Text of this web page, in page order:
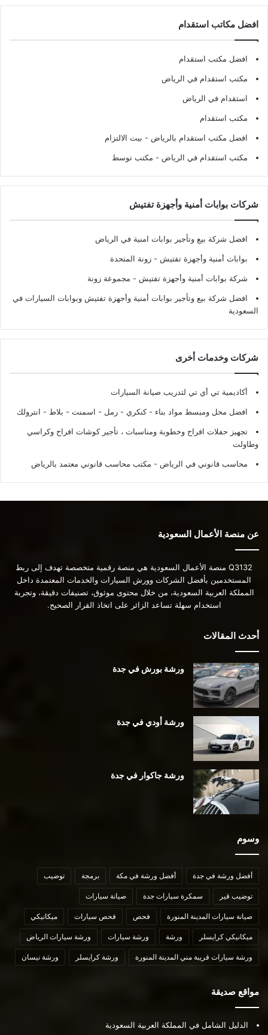
افضل مكاتب استقدام
افضل مكتب استقدام
مكتب استقدام في الرياض
استقدام في الرياض
مكتب استقدام
افضل مكتب استقدام بالرياض - بيت الالتزام
مكتب استقدام في الرياض - مكتب توسط
شركات بوابات أمنية وأجهزة تفتيش
افضل شركة بيع وتأجير بوابات امنية في الرياض
بوابات أمنية وأجهزة تفتيش - زونة المتحدة
شركة بوابات أمنية وأجهزة تفتيش - مجموعة زونة
افضل شركة بيع وتأجير بوابات أمنية وأجهزة تفتيش وبوابات السيارات في
السعودية
شركات وخدمات أخرى
أكاديمية تي أي تي لتدريب صيانة السيارات
افضل محل ومبسط مواد بناء - كنكري - رمل - اسمنت - بلاط - انترولك
تجهيز حفلات افراح وخطوبة ومناسبات ، تأجير كوشات افراح وكراسي
وطاولت
محاسب قانوني في الرياض - مكتب محاسب قانوني معتمد بالرياض
عن منصة الأعمال السعودية
Q3132 منصة الأعمال السعودية هي منصة رقمية متخصصة تهدف إلى ربط
المستخدمين بأفضل الشركات وورش السيارات والخدمات المعتمدة داخل
المملكة العربية السعودية، من خلال محتوى موثوق، تصنيفات دقيقة، وتجربة
استخدام سهلة تساعد الزائر على اتخاذ القرار الصحيح.
أحدث المقالات
ورشة بورش في جدة
ورشة أودي في جدة
ورشة جاكوار في جدة
وسوم
أفضل ورشة في جدة أفضل ورشة في مكة برمجة توضيب
توضيب قير سمكرة سيارات جدة صيانة سيارات
صيانة سيارات المدينة المنورة فحص فحص سيارات ميكانيكي
ميكانيكي كرايسلر ورشة ورشة سيارات ورشة سيارات الرياض
ورشة سيارات قريبة مني المدينة المنورة ورشة كرايسلر ورشة نيسان
مواقع صديقة
الدليل الشامل في المملكة العربية السعودية